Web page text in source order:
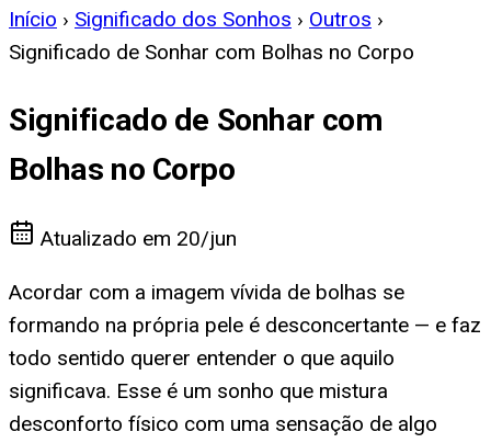
Início › Significado dos Sonhos › Outros ›
Significado de Sonhar com Bolhas no Corpo
Significado de Sonhar com
Bolhas no Corpo
Atualizado em 20/jun
Acordar com a imagem vívida de bolhas se
formando na própria pele é desconcertante — e faz
todo sentido querer entender o que aquilo
significava. Esse é um sonho que mistura
desconforto físico com uma sensação de algo